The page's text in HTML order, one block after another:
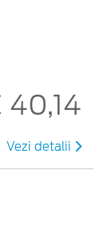
40,14
Vezi detalii